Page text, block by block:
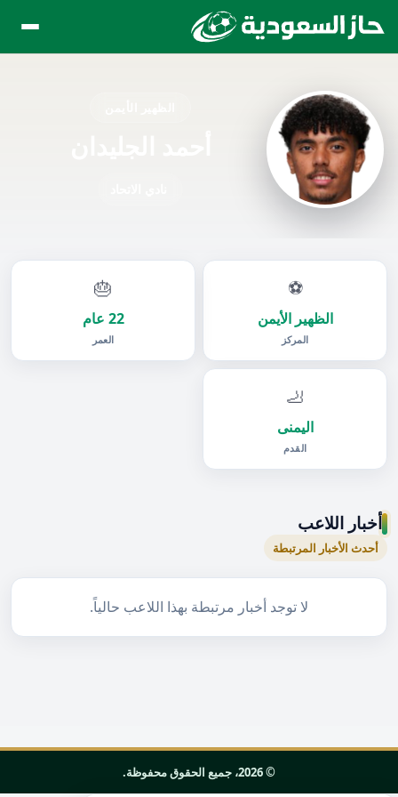
⚽
الظهير الأيمن
المركز
🎂
22 عام
العمر
🦶
اليمنى
القدم
أخبار اللاعب
أحدث الأخبار المرتبطة
لا توجد أخبار مرتبطة بهذا اللاعب حالياً.
© 2026، جميع الحقوق محفوظة.